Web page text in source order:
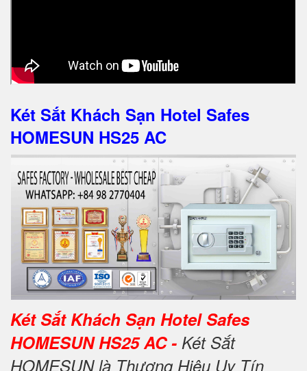
Két Sắt Khách Sạn Hotel Safes
HOMESUN HS25 AC
Két Sắt Khách Sạn Hotel Safes
HOMESUN HS25 AC - Két Sắt
HOMESUN là Thương Hiệu Uy Tín